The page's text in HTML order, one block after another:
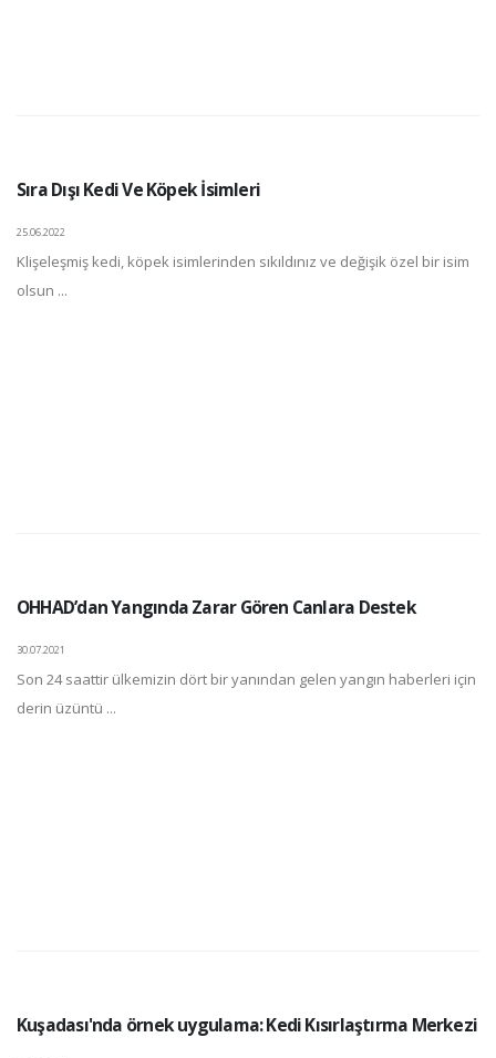
Sıra Dışı Kedi Ve Köpek İsimleri
25.06.2022
Klişeleşmiş kedi, köpek isimlerinden sıkıldınız ve değişik özel bir isim
olsun ...
OHHAD’dan Yangında Zarar Gören Canlara Destek
30.07.2021
Son 24 saattir ülkemizin dört bir yanından gelen yangın haberleri için
derin üzüntü ...
Kuşadası'nda örnek uygulama: Kedi Kısırlaştırma Merkezi